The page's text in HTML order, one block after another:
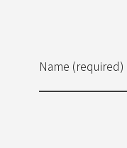
Name (required)